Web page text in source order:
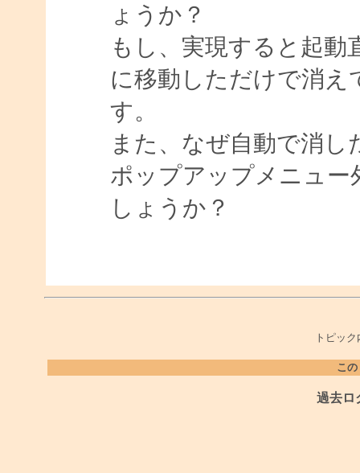
ょうか？
もし、実現すると起
に移動しただけで消
す。
また、なぜ自動で消
ポップアップメニュ
しょうか？
トピッ
こ
過去ロ